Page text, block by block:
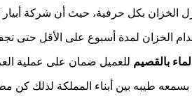
الخزان بكل حرفية، حيث أن شركة
الخزان لمدة أسبوع على الأقل حتى
بالقصيم للعميل ضمان على عملية
طيبه بين أبناء المملكة لذلك كن